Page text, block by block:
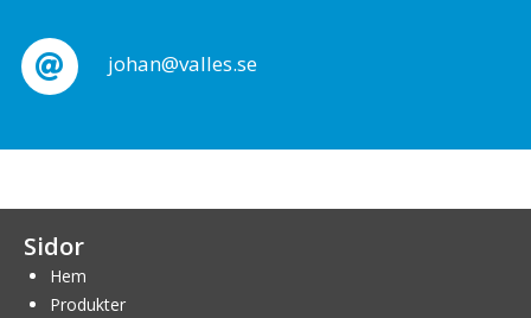
johan@valles.se
Sidor
Hem
Produkter